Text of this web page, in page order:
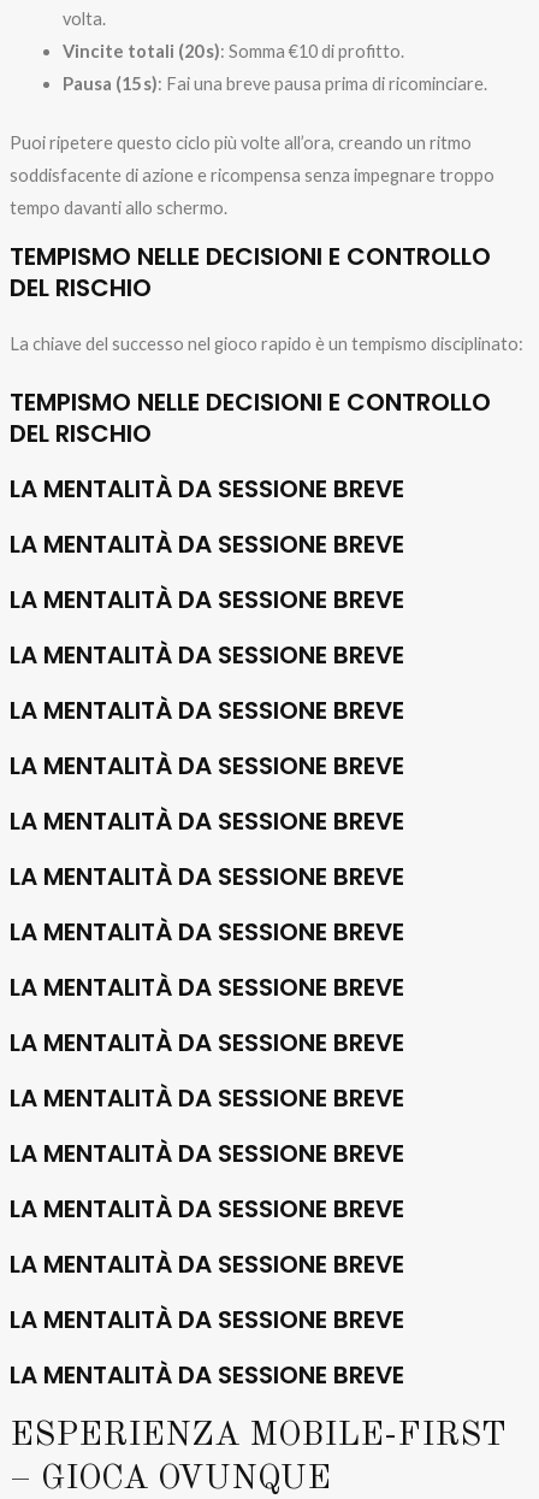
volta.
Vincite totali (20 s): Somma €10 di profitto.
Pausa (15 s): Fai una breve pausa prima di ricominciare.
Puoi ripetere questo ciclo più volte all’ora, creando un ritmo
soddisfacente di azione e ricompensa senza impegnare troppo
tempo davanti allo schermo.
TEMPISMO NELLE DECISIONI E CONTROLLO
DEL RISCHIO
La chiave del successo nel gioco rapido è un tempismo disciplinato:
TEMPISMO NELLE DECISIONI E CONTROLLO
DEL RISCHIO
LA MENTALITÀ DA SESSIONE BREVE
LA MENTALITÀ DA SESSIONE BREVE
LA MENTALITÀ DA SESSIONE BREVE
LA MENTALITÀ DA SESSIONE BREVE
LA MENTALITÀ DA SESSIONE BREVE
LA MENTALITÀ DA SESSIONE BREVE
LA MENTALITÀ DA SESSIONE BREVE
LA MENTALITÀ DA SESSIONE BREVE
LA MENTALITÀ DA SESSIONE BREVE
LA MENTALITÀ DA SESSIONE BREVE
LA MENTALITÀ DA SESSIONE BREVE
LA MENTALITÀ DA SESSIONE BREVE
LA MENTALITÀ DA SESSIONE BREVE
LA MENTALITÀ DA SESSIONE BREVE
LA MENTALITÀ DA SESSIONE BREVE
LA MENTALITÀ DA SESSIONE BREVE
LA MENTALITÀ DA SESSIONE BREVE
ESPERIENZA MOBILE-FIRST
– GIOCA OVUNQUE